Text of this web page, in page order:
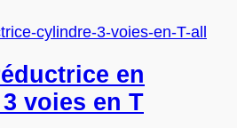
en
voies en T